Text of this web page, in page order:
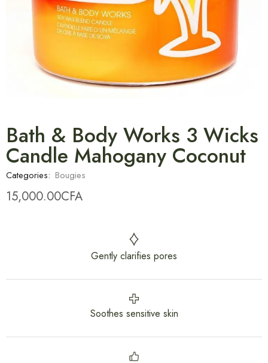
Bath & Body Works 3 Wicks
Candle Mahogany Coconut
Categories: Bougies
15,000.00CFA
Gently clarifies pores
Soothes sensitive skin